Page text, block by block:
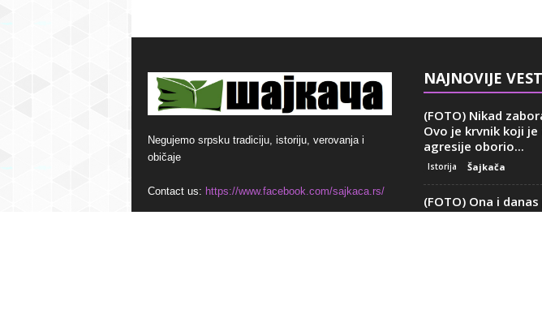
Negujemo srpsku tradiciju, istoriju, verovanja i
običaje
Contact us: https://www.facebook.com/sajkaca.rs/
NAJNOVIJE
(FOTO) Nikad
Ovo je krvnik koji
agresije oborio...
Istorija Šajkača
(FOTO) Ona i
kao kulturna